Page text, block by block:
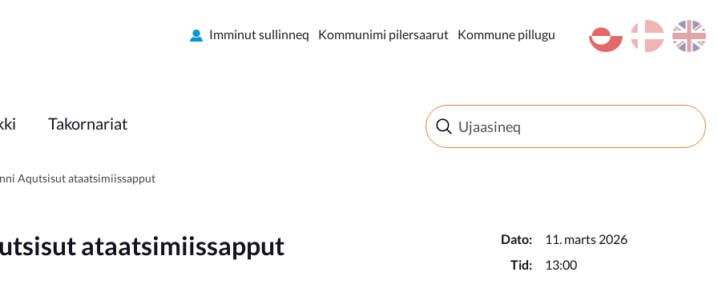
en
da
kl-GL
Imminut sullinneq Kommunimi pilersaarut Kommune pillugu
Takornariat
Aqutsisut ataatsimiissapput
ataatsimiissapput Dato:
11. marts 2026
Tid:
13:00